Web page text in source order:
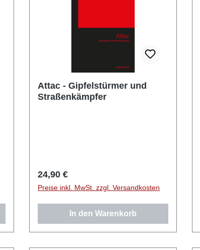
Attac - Gipfelstürmer und
Straßenkämpfer
Regulärer Preis:
24,90 €
Preise inkl. MwSt. zzgl. Versandkosten
In den Warenkorb